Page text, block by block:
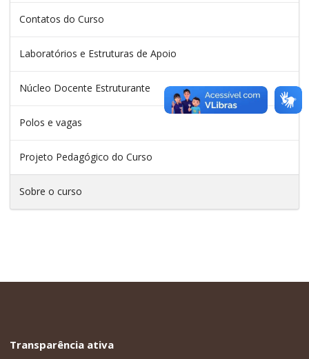
Contatos do Curso
Laboratórios e Estruturas de Apoio
Núcleo Docente Estruturante
Polos e vagas
Projeto Pedagógico do Curso
Sobre o curso
Transparência ativa